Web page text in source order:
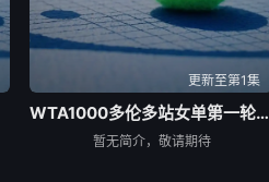
更新至第1集
WTA1000多伦多站女单第一轮：马里诺VS森梅兹
暂无简介，敬请期待